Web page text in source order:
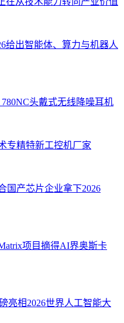
给出智能体、算力与机器人
头戴式无线降噪耳机
专精特新工控机厂家
国产芯片企业拿下2026
项目摘得AI界奥斯卡
亮相2026世界人工智能大